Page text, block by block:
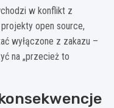
w konflikt z
open source,
wyłączone z zakazu –
na „przecież to